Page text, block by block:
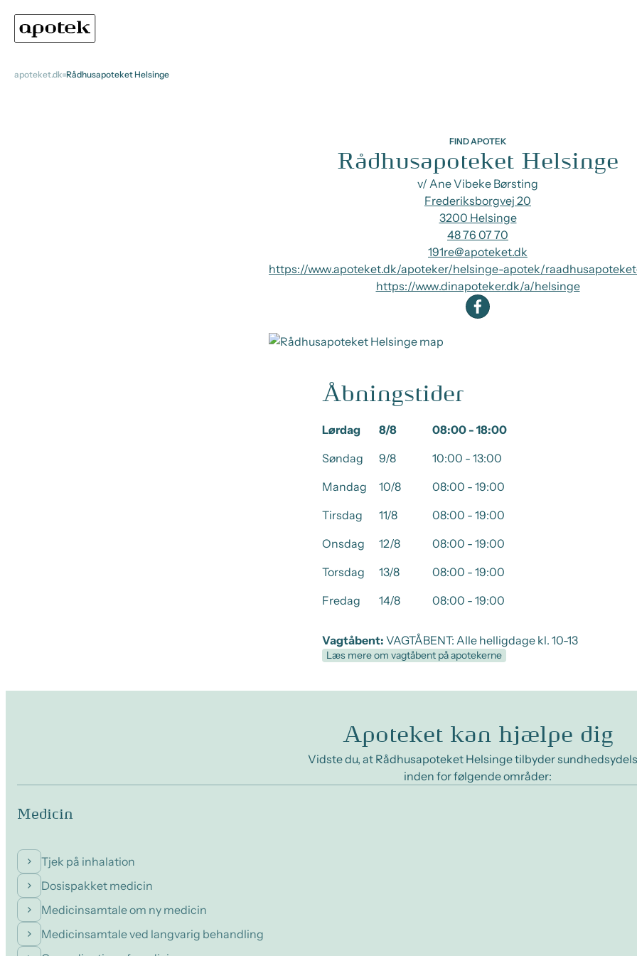
apoteket.dk Rådhusapoteket Helsinge
FIND APOTEK
Rådhusapoteket Helsinge
v/ Ane Vibeke Børsting
Frederiksborgvej 20
3200 Helsinge
48 76 07 70
191re@apoteket.dk
https://www.apoteket.dk/apoteker/helsinge-apotek/
https://www.dinapoteker.dk/a/helsinge
Åbningstider
Lørdag 8/8
08:00 - 18:00
Søndag
9/8
10:00 - 13:00
Mandag
10/8
08:00 - 19:00
Tirsdag
11/8
08:00 - 19:00
Onsdag
12/8
08:00 - 19:00
Torsdag
13/8
08:00 - 19:00
Fredag
14/8 08:00 - 19:00
Vagtåbent: VAGTÅBENT: Alle helligdage kl. 10-13
Læs mere om vagtåbent på apotekerne
Apoteket kan hjælpe dig
Vidste du, at Rådhusapoteket Helsinge tilbyder
inden for følgende områder:
Medicin
Tjek på inhalation
Dosispakket medicin
Medicinsamtale om ny medicin
Medicinsamtale ved langvarig behandling